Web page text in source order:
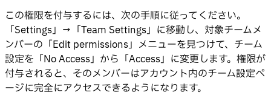
この権限を付与するには、次の手順に従ってください。
「Settings」→「Team Settings」に移動し、対象チームメ
ンバーの「Edit permissions」メニューを見つけて、チーム
設定を「No Access」から「Access」に変更します。権限が
付与されると、そのメンバーはアカウント内のチーム設定ペ
ージに完全にアクセスできるようになります。